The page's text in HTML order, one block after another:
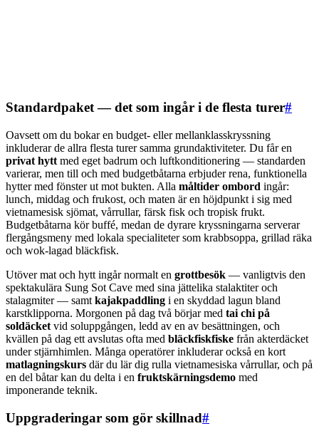
Standardpaket — det som ingår i de flesta turer#
Oavsett om du bokar en budget- eller mellanklasskryssning
inkluderar de allra flesta turer samma grundaktiviteter. Du får en
privat hytt med eget badrum och luftkonditionering — standarden
varierar, men till och med budgetbåtarna erbjuder rena, funktionella
hytter med fönster ut mot bukten. Alla måltider ombord ingår:
lunch, middag och frukost, och maten är en höjdpunkt i sig med
vietnamesisk sjömat, vårrullar, färsk fisk och tropisk frukt.
Budgetbåtarna kör buffé, medan de dyrare kryssningarna serverar
flergångsmeny med lokala specialiteter som krabbsoppa, grillad räka
och wok-lagad bläckfisk.
Utöver mat och hytt ingår normalt en grottbesök — vanligtvis den
spektakulära Sung Sot Cave med sina jättelika stalaktiter och
stalagmiter — samt kajakpaddling i en skyddad lagun bland
karstklipporna. Morgonen på dag två börjar med tai chi på
soldäcket vid soluppgången, ledd av en av besättningen, och
kvällen på dag ett avslutas ofta med bläckfiskfiske från akterdäcket
under stjärnhimlen. Många operatörer inkluderar också en kort
matlagningskurs där du lär dig rulla vietnamesiska vårrullar, och på
en del båtar kan du delta i en fruktskärningsdemo med
imponerande teknik.
Uppgraderingar som gör skillnad#